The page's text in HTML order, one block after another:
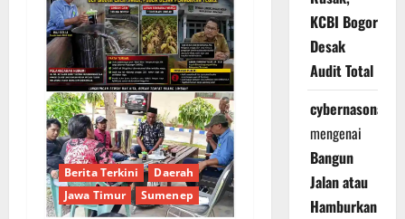
Berita Terkini
Daerah
Jawa Timur
Sumenep
KCBI Bogor
Desak
Audit Total
cybernasonal
mengenai
Bangun
Jalan atau
Hamburkan